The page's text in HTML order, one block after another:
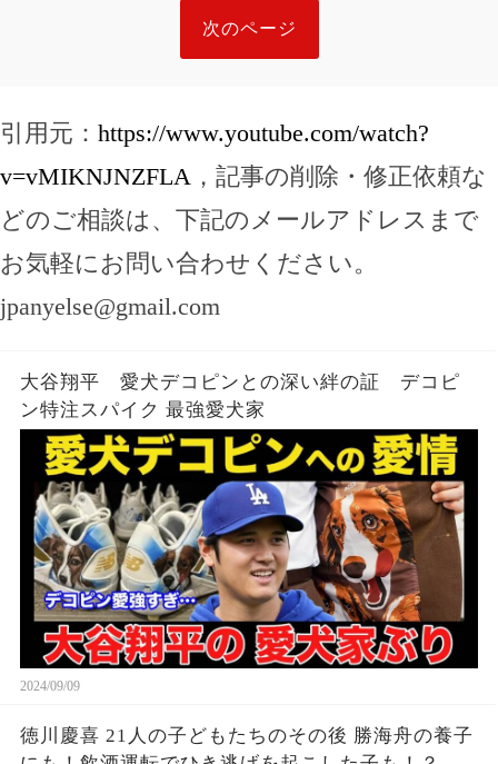
次のページ
引用元： https://www.youtube.com/watch?
v=vMIKNJNZFLA ，記事の削除・修正依頼な
どのご相談は、下記のメールアドレスまで
お気軽にお問い合わせください。
jpanyelse@gmail.com
大谷翔平 愛犬デコピンとの深い絆の証 デコピ
ン特注スパイク 最強愛犬家
2024/09/09
徳川慶喜 21人の子どもたちのその後 勝海舟の養子